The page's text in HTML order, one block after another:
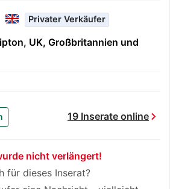
Privater Verkäufer
UK, Großbritannien und
19 Inserate onlinechevron_right
nicht verlängert!
für dieses Inserat?